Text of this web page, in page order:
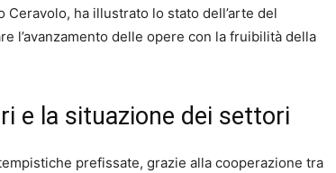
ha illustrato lo stato dell’arte del
l’avanzamento delle opere con la fruibilità della
e la situazione dei settori
prefissate, grazie alla cooperazione tra